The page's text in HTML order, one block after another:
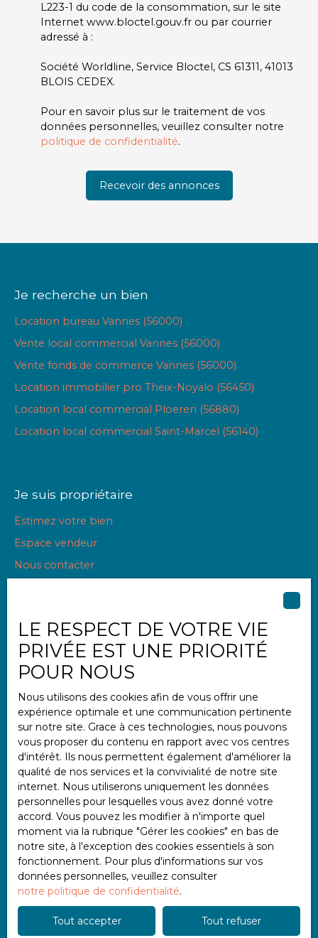
L223-1 du code de la consommation, sur le site
Internet www.bloctel.gouv.fr ou par courrier
adressé à :
Société Worldline, Service Bloctel, CS 61311, 41013
BLOIS CEDEX.
Pour en savoir plus sur le traitement de vos
données personnelles, veuillez consulter notre
politique de confidentialité.
Recevoir des annonces
Je recherche un bien
Location bureau Vannes (56000)
Vente local commercial Vannes (56000)
Vente fonds de commerce Vannes (56000)
Location immobilier pro Theix-Noyalo (56450)
Location local commercial Ploeren (56880)
Location local commercial Saint-Marcel (56140)
Je suis propriétaire
Estimez votre bien
Espace vendeur
Nous contacter
Informations
Nos honoraires
Mentions légales
Politique de confidentialité
Plan du site
Gérer les cookies
Propulsé par
+33 2 97 47 11 11
2 place Albert Einstein
56000 Vannes
LE RESPECT DE VOTRE VIE
PRIVÉE EST UNE PRIORITÉ
POUR NOUS
Nous utilisons des cookies afin de vous offrir une
expérience optimale et une communication pertinente
sur notre site. Grace à ces technologies, nous pouvons
vous proposer du contenu en rapport avec vos centres
d'intérêt. Ils nous permettent également d'améliorer la
qualité de nos services et la convivialité de notre site
internet. Nous utiliserons uniquement les données
personnelles pour lesquelles vous avez donné votre
accord. Vous pouvez les modifier à n'importe quel
moment via la rubrique ″Gérer les cookies″ en bas de
notre site, à l'exception des cookies essentiels à son
fonctionnement. Pour plus d'informations sur vos
données personnelles, veuillez consulter
notre politique de confidentialité.
Tout accepter Tout refuser